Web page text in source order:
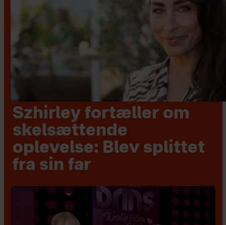
Szhirley fortæller om
skelsættende
oplevelse: Blev splittet
fra sin far